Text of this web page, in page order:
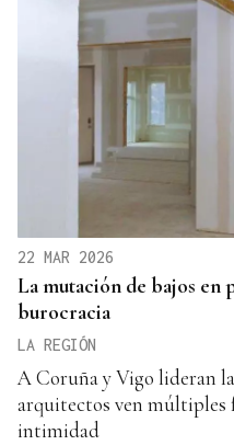
22 MAR 2026
La mutación de bajos en
burocracia
LA REGIÓN
A Coruña y Vigo lideran
arquitectos ven múltiples
intimidad